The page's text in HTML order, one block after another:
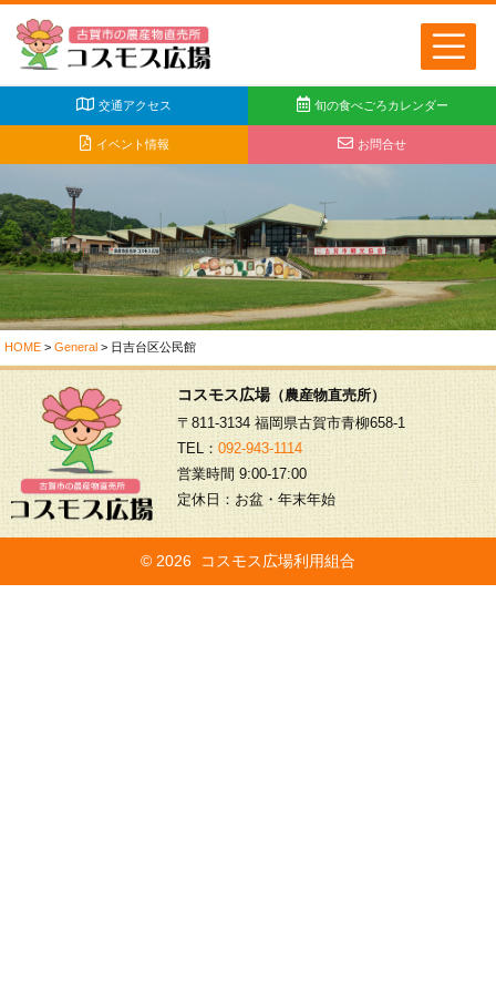
交通アクセス 旬の食べごろカレンダー
イベント情報 お問合せ
HOME > General > 日吉台区公民館
コスモス広場（農産物直売所）
〒811-3134 福岡県古賀市青柳658-1
TEL： 092-943-1114
営業時間 9:00-17:00
定休日：お盆・年末年始
© 2026 コスモス広場利用組合